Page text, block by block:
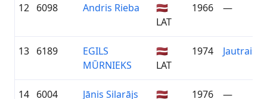
12 6098 Andris Rieba
🇱🇻
LAT
1966 —
13 6189
EGILS
MŪRNIEKS
🇱🇻
LAT
1974 Jautrais
14 6004 Jānis Silarājs
🇱🇻
1976 —